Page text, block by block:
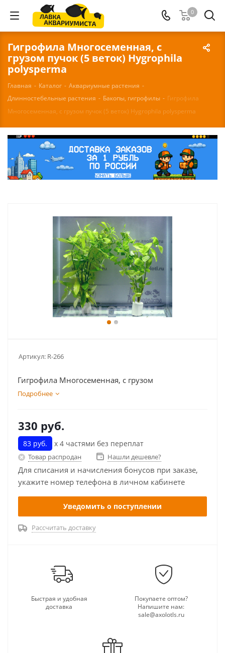
0
Гигрофила Многосеменная, с
грузом пучок (5 веток) Hygrophila
polysperma
Главная - Каталог - Аквариумные растения -
Длинностебельные растения - Бакопы, гигрофилы - Гигрофила
Многосеменная, с грузом пучок (5 веток) Hygrophila polysperma
Артикул: R-266
Гигрофила Многосеменная, с грузом
Подробнее
330 руб.
83 руб. х 4 частями без переплат
Товар распродан Нашли дешевле?
Для списания и начисления бонусов при заказе,
укажите номер телефона в личном кабинете
Уведомить о поступлении
Рассчитать доставку
Быстрая и удобная
доставка
Покупаете оптом?
Напишите нам:
sale@axolotls.ru